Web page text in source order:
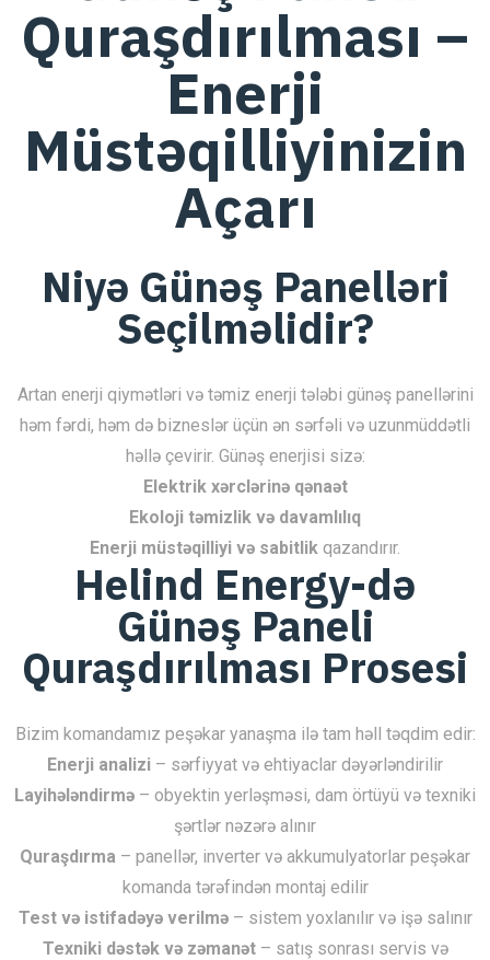
Quraşdırılması –
Enerji
Müstəqilliyinizin
Açarı
Niyə Günəş Panelləri
Seçilməlidir?
Artan enerji qiymətləri və təmiz enerji tələbi günəş panellərini
həm fərdi, həm də bizneslər üçün ən sərfəli və uzunmüddətli
həllə çevirir. Günəş enerjisi sizə:
Elektrik xərclərinə qənaət
Ekoloji təmizlik və davamlılıq
Enerji müstəqilliyi və sabitlik qazandırır.
Helind Energy-də
Günəş Paneli
Quraşdırılması Prosesi
Bizim komandamız peşəkar yanaşma ilə tam həll təqdim edir:
Enerji analizi – sərfiyyat və ehtiyaclar dəyərləndirilir
Layihələndirmə – obyektin yerləşməsi, dam örtüyü və texniki
şərtlər nəzərə alınır
Quraşdırma – panellər, inverter və akkumulyatorlar peşəkar
komanda tərəfindən montaj edilir
Test və istifadəyə verilmə– sistem yoxlanılır və işə salınır
Texniki dəstək və zəmanət– satış sonrası servis və